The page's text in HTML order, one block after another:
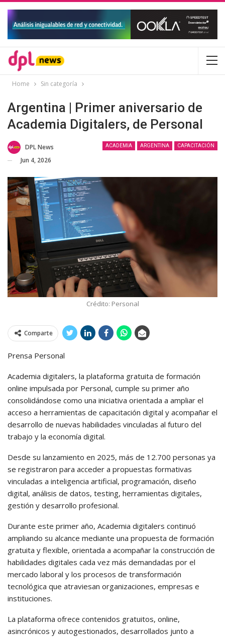
Home Sin categoría
Argentina | Primer aniversario de
Academia Digitalers, de Personal
ACADEMIA ARGENTINA CAPACITACIÓN
DPL News
Jun 4, 2026
Crédito: Personal
Comparte
Prensa Personal
Academia digitalers, la plataforma gratuita de formación
online impulsada por Personal, cumple su primer año
consolidándose como una iniciativa orientada a ampliar el
acceso a herramientas de capacitación digital y acompañar el
desarrollo de nuevas habilidades vinculadas al futuro del
trabajo y la economía digital.
Desde su lanzamiento en 2025, más de 12.700 personas ya
se registraron para acceder a propuestas formativas
vinculadas a inteligencia artificial, programación, diseño
digital, análisis de datos, testing, herramientas digitales,
gestión y desarrollo profesional.
Durante este primer año, Academia digitalers continuó
ampliando su alcance mediante una propuesta de formación
gratuita y flexible, orientada a acompañar la construcción de
habilidades digitales cada vez más demandadas por el
mercado laboral y los procesos de transformación
tecnológica que atraviesan organizaciones, empresas e
instituciones.
La plataforma ofrece contenidos gratuitos, online,
asincrónicos y autogestionados, desarrollados junto a